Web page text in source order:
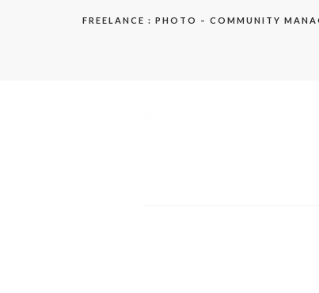
FREELANCE : PHOTO – COMMUNITY